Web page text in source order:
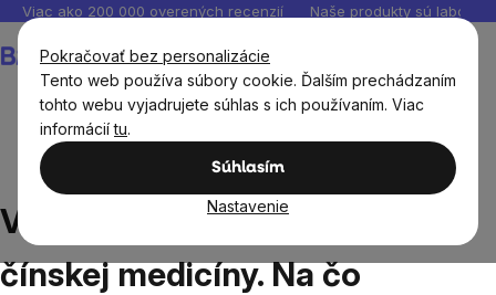
Pokračovať bez personalizácie
Tento web používa súbory cookie. Ďalším prechádzaním
tohto webu vyjadrujete súhlas s ich používaním. Viac
informáciítu.
Súhlasím
Nastavenie
Prejsť
obsah
Viac ako 200 000 overených recenzií Naše produkty sú
košík
Vitálne huby. Svätý grál čínskej medicíny. Na čo
vitálne huby sú a ako ich užívať?
Vitálne huby. Svätý grál
čínskej medicíny. Na čo